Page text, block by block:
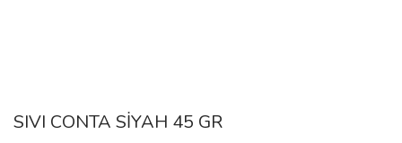
SIVI CONTA SİYAH 45 GR